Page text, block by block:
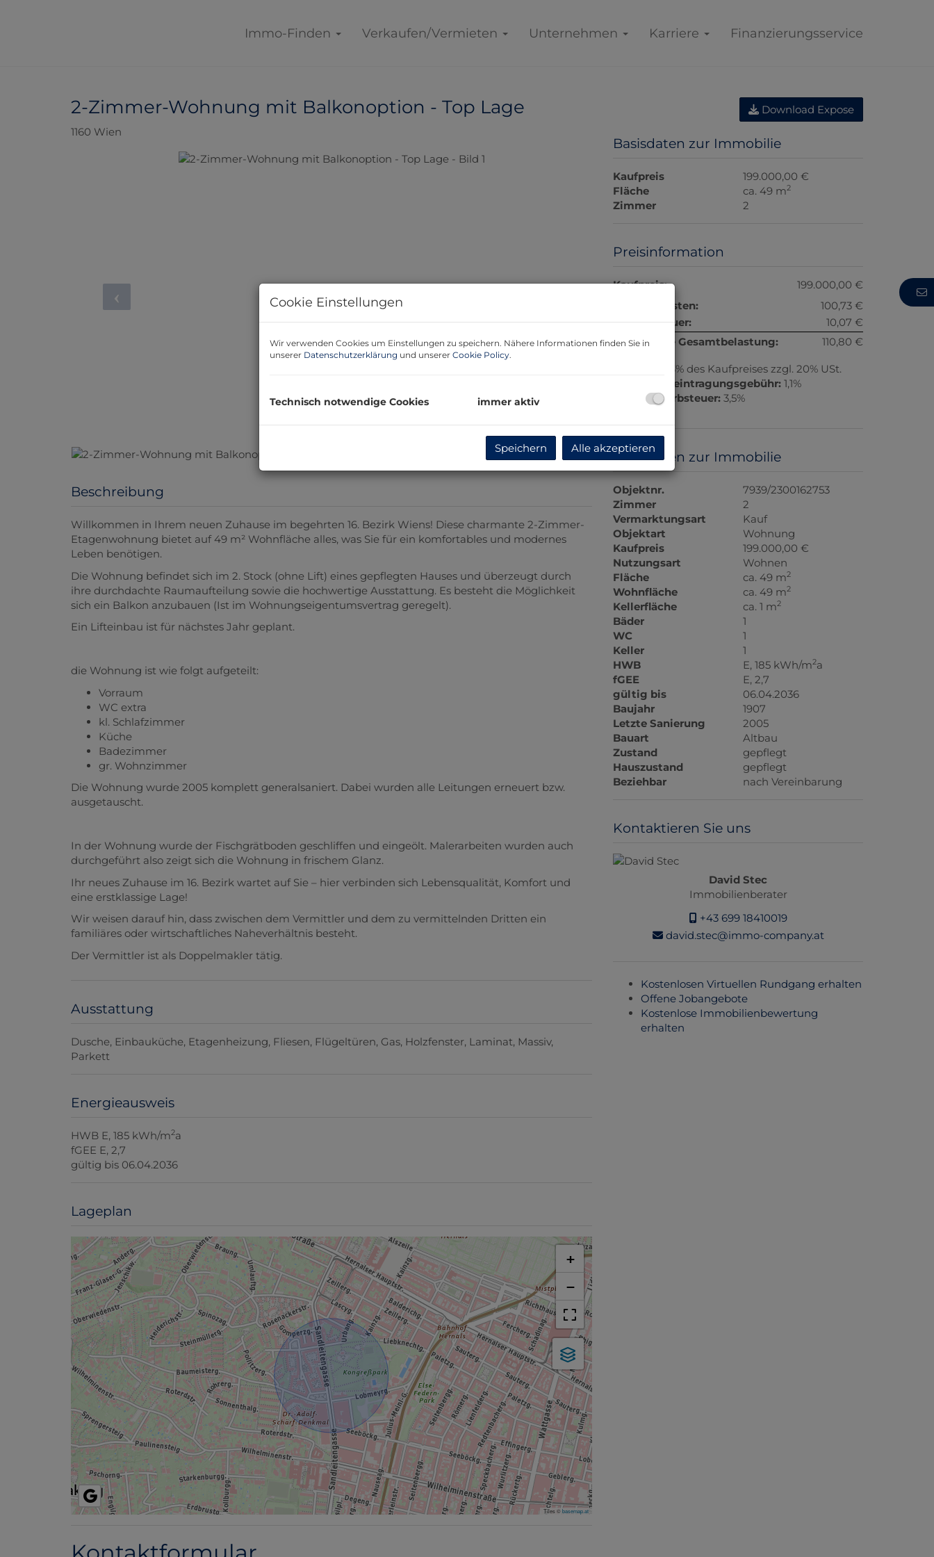
Immo-Finden Verkaufen/Vermieten Unternehmen Karriere Finanzierungsservice
2-Zimmer-Wohnung mit Balkonoption - Top Lage
1160 Wien
Beschreibung
Willkommen in Ihrem neuen Zuhause im begehrten 16. Bezirk Wiens! Diese charmante 2-Zimmer-
Etagenwohnung bietet auf 49 m² Wohnfläche alles, was Sie für ein komfortables und modernes
Leben benötigen.
Die Wohnung befindet sich im 2. Stock (ohne Lift) eines gepflegten Hauses und überzeugt durch
ihre durchdachte Raumaufteilung sowie die hochwertige Ausstattung. Es besteht die Möglichkeit
sich ein Balkon anzubauen (Ist im Wohnungseigentumsvertrag geregelt).
Ein Lifteinbau ist für nächstes Jahr geplant.
die Wohnung ist wie folgt aufgeteilt:
Vorraum
WC extra
kl. Schlafzimmer
Küche
Badezimmer
gr. Wohnzimmer
Die Wohnung wurde 2005 komplett generalsaniert. Dabei wurden alle Leitungen erneuert bzw.
ausgetauscht.
In der Wohnung wurde der Fischgrätboden geschliffen und eingeölt. Malerarbeiten wurden auch
durchgeführt also zeigt sich die Wohnung in frischem Glanz.
Ihr neues Zuhause im 16. Bezirk wartet auf Sie – hier verbinden sich Lebensqualität, Komfort und
eine erstklassige Lage!
Wir weisen darauf hin, dass zwischen dem Vermittler und dem zu vermittelnden Dritten ein
familiäres oder wirtschaftliches Naheverhältnis besteht.
Der Vermittler ist als Doppelmakler tätig.
Ausstattung
Dusche Einbauküche Etagenheizung Fliesen Flügeltüren Gas Holzfenster Laminat Massiv
Parkett
Energieausweis
HWB E, 185 kWh/m2a
fGEE E, 2,7
gültig bis 06.04.2036
Lageplan
+
−
Tiles ©basemap.at
Download Expose
Basisdaten zur Immobilie
Kaufpreis
199.000,00 €
Fläche
ca. 49 m2
Zimmer 2
Preisinformation
Kaufpreis:
199.000,00 €
Betriebskosten:
100,73 €
Umsatzsteuer:
10,07 €
monatliche Gesamtbelastung:
110,80 €
3% des Kaufpreises zzgl. 20% USt.
Grundbucheintragungsgebühr: 1,1%
Grunderwerbsteuer: 3,5%
Basisdaten zur Immobilie
Objektnr.
7939/2300162753
Zimmer
2
Vermarktungsart
Kauf
Objektart
Wohnung
Kaufpreis
199.000,00 €
Nutzungsart
Wohnen
Fläche
ca. 49 m2
Wohnfläche ca. 49 m2
Kellerfläche ca. 1 m2
Bäder
1
WC
1
Keller
1
HWB
E, 185 kWh/m2a
fGEE
E, 2,7
gültig bis
06.04.2036
Baujahr
1907
Letzte Sanierung
2005
Bauart
Altbau
Zustand
gepflegt
Hauszustand
gepflegt
Beziehbar
nach Vereinbarung
Kontaktieren Sie uns
David Stec
Immobilienberater
+43 699 18410019
david.stec@immo-company.at
Kostenlosen Virtuellen Rundgang erhalten
Offene Jobangebote
Kostenlose Immobilienbewertung
erhalten
Cookie Einstellungen
Wir verwenden Cookies um Einstellungen zu speichern. Nähere Informationen finden Sie in
unserer Datenschutzerklärung und unserer Cookie Policy.
Technisch notwendige Cookies immer aktiv
Speichern Alle akzeptieren